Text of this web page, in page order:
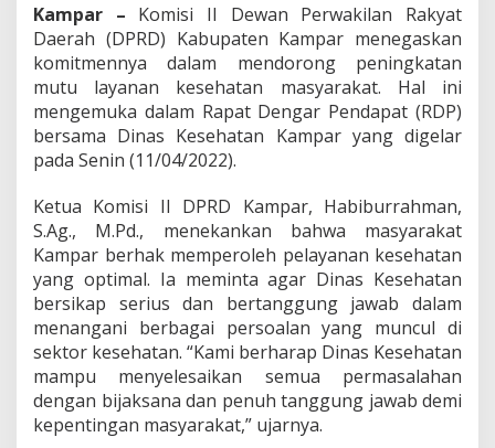
r
o
t
D
i
s
l
i
e
n
a
g
a
M
e
d
i
Kampar – Komisi II Dewan Perwakilan Rakyat
Daerah (DPRD) Kabupaten Kampar menegaskan
komitmennya dalam mendorong peningkatan
mutu layanan kesehatan masyarakat. Hal ini
mengemuka dalam Rapat Dengar Pendapat (RDP)
bersama Dinas Kesehatan Kampar yang digelar
pada Senin (11/04/2022).
Ketua Komisi II DPRD Kampar, Habiburrahman,
S.Ag., M.Pd., menekankan bahwa masyarakat
Kampar berhak memperoleh pelayanan kesehatan
yang optimal. Ia meminta agar Dinas Kesehatan
bersikap serius dan bertanggung jawab dalam
menangani berbagai persoalan yang muncul di
sektor kesehatan. “Kami berharap Dinas Kesehatan
mampu menyelesaikan semua permasalahan
dengan bijaksana dan penuh tanggung jawab demi
kepentingan masyarakat,” ujarnya.